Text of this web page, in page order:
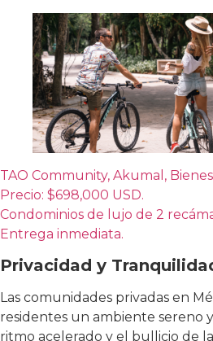
TAO Community, Akumal,
Precio: $698,000 USD.
Condominios de lujo de 2
Entrega inmediata.
Privacidad y
Las comunidades privadas en
residentes un ambiente sereno
ritmo acelerado y el bullicio de